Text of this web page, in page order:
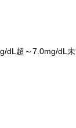
dL超～7.0mg/dL